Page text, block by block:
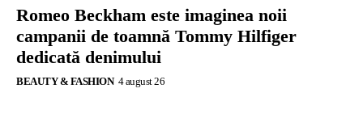
Romeo Beckham este imaginea noii
campanii de toamnă Tommy Hilfiger
dedicată denimului
BEAUTY & FASHION 4 august 26